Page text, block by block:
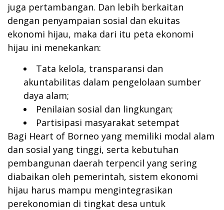
juga pertambangan. Dan lebih berkaitan
dengan penyampaian sosial dan ekuitas
ekonomi hijau, maka dari itu peta ekonomi
hijau ini menekankan:
Tata kelola, transparansi dan
akuntabilitas dalam pengelolaan sumber
daya alam;
Penilaian sosial dan lingkungan;
Partisipasi masyarakat setempat
Bagi Heart of Borneo yang memiliki modal alam
dan sosial yang tinggi, serta kebutuhan
pembangunan daerah terpencil yang sering
diabaikan oleh pemerintah, sistem ekonomi
hijau harus mampu mengintegrasikan
perekonomian di tingkat desa untuk